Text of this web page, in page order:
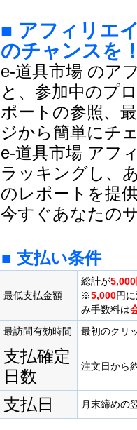
■ アフィリエ
のチャンスを
e-道具市場 のア
と、参加中のプ
ポートの参照、
ジから簡単にチ
e-道具市場 アフ
ラッキングし、
のレポートを提
今すぐあなたの
■ 支払い条件
最低支払金額
総計が
※5,000円
み手数料は
最訪問有効時間
最初のクリ
支払確定
日数
注文日から
支払日 月末締めの